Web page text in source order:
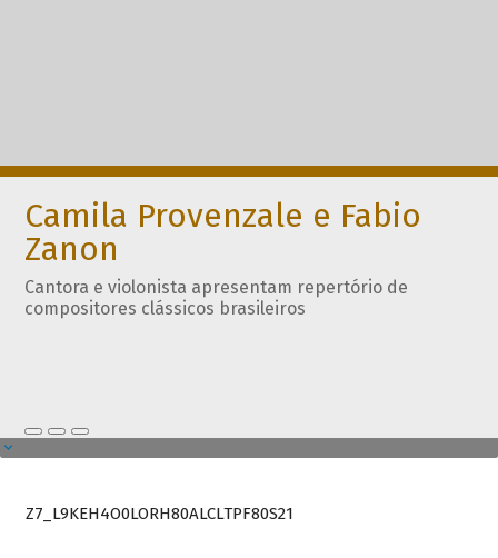
Camila Provenzale e Fabio
Zanon
Cantora e violonista apresentam repertório de
compositores clássicos brasileiros
Z7_L9KEH4O0LORH80ALCLTPF80S21